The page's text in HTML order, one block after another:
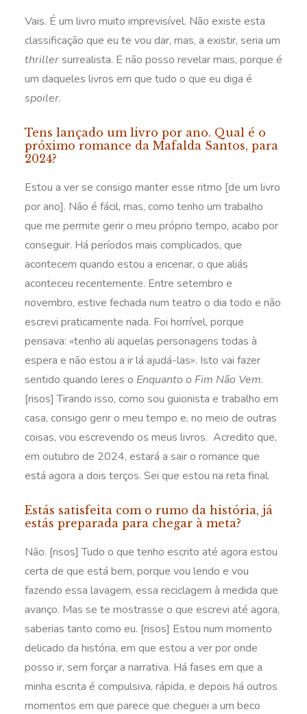
Vais. É um livro muito imprevisível. Não existe esta
classificação que eu te vou dar, mas, a existir, seria um
thrillersurrealista. E não posso revelar mais, porque é
um daqueles livros em que tudo o que eu diga é
spoiler.
Tens lançado um livro por ano. Qual é o
próximo romance da Mafalda Santos, para
2024?
Estou a ver se consigo manter esse ritmo [de um livro
por ano]. Não é fácil, mas, como tenho um trabalho
que me permite gerir o meu próprio tempo, acabo por
conseguir. Há períodos mais complicados, que
acontecem quando estou a encenar, o que aliás
aconteceu recentemente. Entre setembro e
novembro, estive fechada num teatro o dia todo e não
escrevi praticamente nada. Foi horrível, porque
pensava: «tenho ali aquelas personagens todas à
espera e não estou a ir lá ajudá-las». Isto vai fazer
sentido quando leres o Enquanto o Fim Não Vem.
[risos] Tirando isso, como sou guionista e trabalho em
casa, consigo gerir o meu tempo e, no meio de outras
coisas, vou escrevendo os meus livros. Acredito que,
em outubro de 2024, estará a sair o romance que
está agora a dois terços. Sei que estou na reta final.
Estás satisfeita com o rumo da história, já
estás preparada para chegar à meta?
Não. [risos] Tudo o que tenho escrito até agora estou
certa de que está bem, porque vou lendo e vou
fazendo essa lavagem, essa reciclagem à medida que
avanço. Mas se te mostrasse o que escrevi até agora,
saberias tanto como eu. [risos] Estou num momento
delicado da história, em que estou a ver por onde
posso ir, sem forçar a narrativa. Há fases em que a
minha escrita é compulsiva, rápida, e depois há outros
momentos em que parece que cheguei a um beco